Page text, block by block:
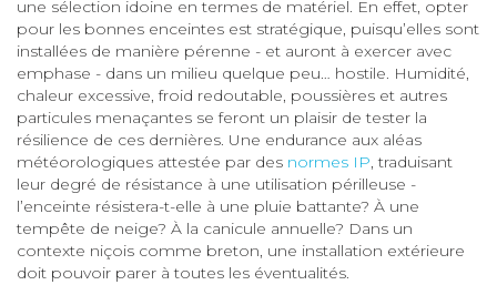
une sélection idoine en termes de matériel. En effet, opter
pour les bonnes enceintes est stratégique, puisqu’elles sont
installées de manière pérenne - et auront à exercer avec
emphase - dans un milieu quelque peu… hostile. Humidité,
chaleur excessive, froid redoutable, poussières et autres
particules menaçantes se feront un plaisir de tester la
résilience de ces dernières. Une endurance aux aléas
météorologiques attestée par des normes IP, traduisant
leur degré de résistance à une utilisation périlleuse -
l’enceinte résistera-t-elle à une pluie battante? À une
tempête de neige? À la canicule annuelle? Dans un
contexte niçois comme breton, une installation extérieure
doit pouvoir parer à toutes les éventualités.